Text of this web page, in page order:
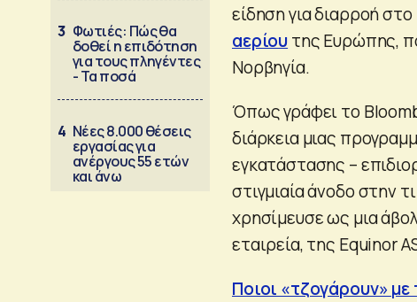
3 Φωτιές: Πώς θα
δοθεί η επιδότηση
για τους πληγέντες
- Τα ποσά
4 Νέες 8.000 θέσεις
εργασίας για
ανέργους 55 ετών
και άνω
είδηση ​​για διαρροή
αερίουτης Ευρώπης,
Νορβηγία.
Όπως γράφει το
διάρκεια μιας
εγκατάστασης –
στιγμιαία άνοδο στην
χρησίμευσε ως μια
εταιρεία, της Equinor
Ποιοι «τζογάρουν» με